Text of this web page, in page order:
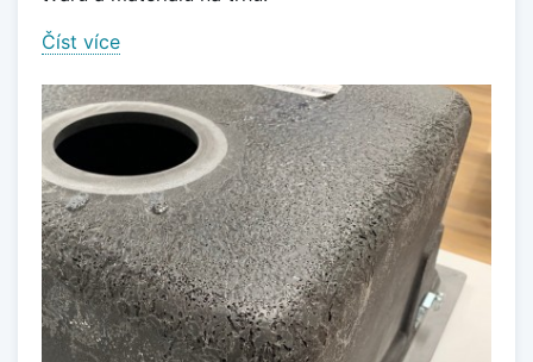
Číst více